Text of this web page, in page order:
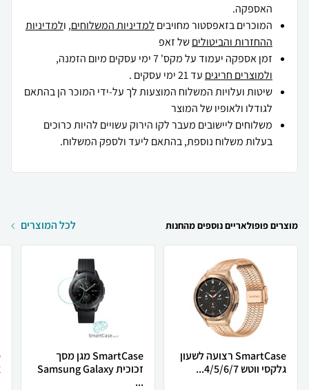
האספקה.
המוכרים בזאפסטור מחויבים למדיניות המשלוחים, ולמדיניות
ההחזרות והביטוליםשל זאפ
זמן אספקה יעמוד על מקס' 7 ימי עסקים מיום הזמנה,
ולמוצרים חריגים עד 21 ימי עסקים .
שיטות ועלויות המשלוח המוצעות לך על-ידי המוכר הן בהתאם
לגודלו ולאופיו של המוצר
משלוחים ליישובים מעבר לקו הירוק עשויים להיות כרוכים
בעלות משלוח נוספת, בהתאם ליעד ולספק המשלוח.
מוצרים פופולאריים נוספים מהחנות לכל המוצרים
SmartCase רצועה לשעון
גלקסי ווטש 4/5/6/7...
SmartCase מגן מסך
זכוכית Samsung Galaxy
...